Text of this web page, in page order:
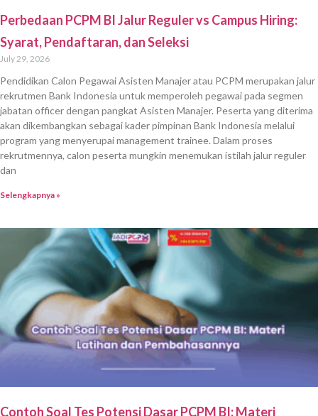
Perbedaan PCPM BI Jalur Reguler vs Campus Hiring:
Syarat, Pendaftaran, dan Seleksi
July 29, 2026
Pendidikan Calon Pegawai Asisten Manajer atau PCPM merupakan jalur
rekrutmen Bank Indonesia untuk memperoleh pegawai pada segmen
jabatan officer dengan pangkat Asisten Manajer. Peserta yang diterima
akan dikembangkan sebagai kader pimpinan Bank Indonesia melalui
program yang menyerupai management trainee. Dalam proses
rekrutmennya, calon peserta mungkin menemukan istilah jalur reguler
dan
Selengkapnya »
Contoh Soal Tes Potensi Dasar PCPM BI: Materi